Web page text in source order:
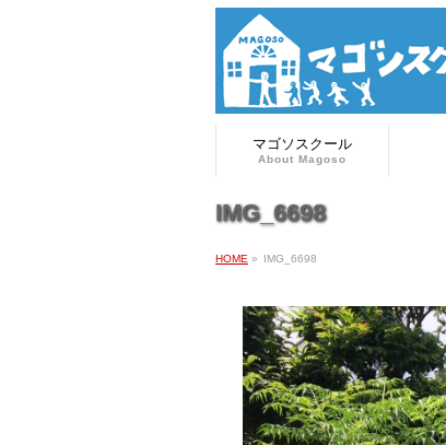
マゴソスクール
About Magoso
IMG_6698
HOME » IMG_6698